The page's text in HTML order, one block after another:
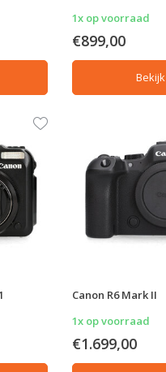
1x op voorraad
€899,00
Bekijk
Canon R6 Mark II
1x op voorraad
€1.699,00